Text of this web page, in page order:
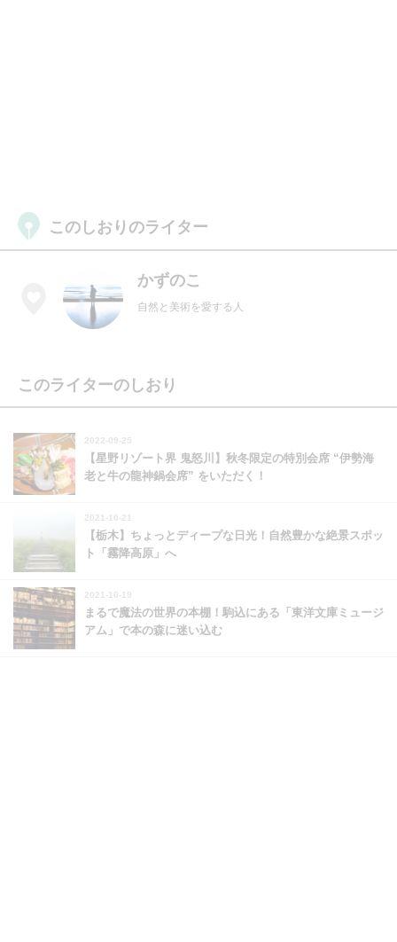
このしおりのライター
かずのこ
自然と美術を愛する人
このライターのしおり
2022-09-25
【星野リゾート界 鬼怒川】秋冬限定の特別会席 “伊勢海
老と牛の龍神鍋会席” をいただく！
2021-10-21
【栃木】ちょっとディープな日光！自然豊かな絶景スポッ
ト「霧降高原」へ
2021-10-19
まるで魔法の世界の本棚！駒込にある「東洋文庫ミュージ
アム」で本の森に迷い込む